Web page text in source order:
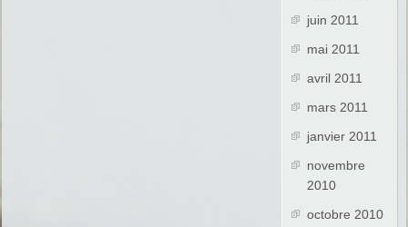
juin 2011
mai 2011
avril 2011
mars 2011
janvier 2011
novembre
2010
octobre 2010